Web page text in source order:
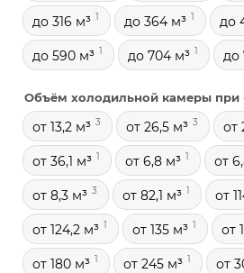
до 316 м³ 1 до 364 м³ 1 до
до 590 м³ 1 до 704 м³ 1 до
Объём холодильной камеры при
от 13,2 м³ 3 от 26,5 м³ 3 от
от 36,1 м³ 1 от 6,8 м³ 1 от
от 8,3 м³ 3 от 82,1 м³ 1 от
от 124,2 м³ 1 от 135 м³ 1 от
от 180 м³ 1 от 245 м³ 1 от